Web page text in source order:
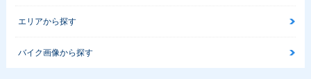
エリアから探す
バイク画像から探す